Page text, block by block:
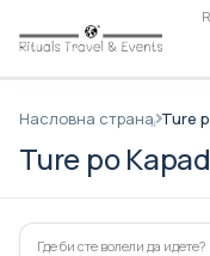
Насловна страна Ture
Ture po
Где би сте волели да идете?